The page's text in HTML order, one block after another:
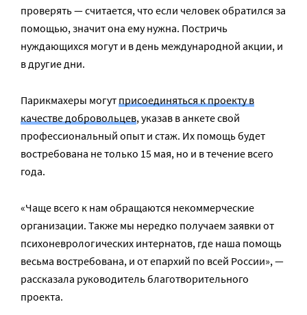
проверять — считается, что если человек обратился за
помощью, значит она ему нужна. Постричь
нуждающихся могут и в день международной акции, и
в другие дни.
Парикмахеры могутприсоединяться к проекту в
качестве добровольцев, указав в анкете свой
профессиональный опыт и стаж. Их помощь будет
востребована не только 15 мая, но и в течение всего
года.
«Чаще всего к нам обращаются некоммерческие
организации. Также мы нередко получаем заявки от
психоневрологических интернатов, где наша помощь
весьма востребована, и от епархий по всей России», —
рассказала руководитель благотворительного
проекта.